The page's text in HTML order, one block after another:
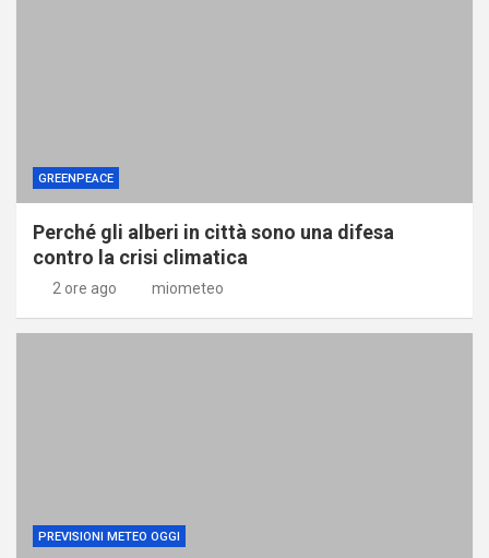
GREENPEACE
Perché gli alberi in città sono una difesa
contro la crisi climatica
2 ore ago miometeo
PREVISIONI METEO OGGI